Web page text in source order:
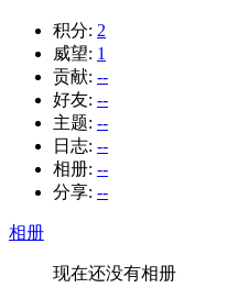
积分: 2
威望: 1
贡献: --
好友: --
主题: --
日志: --
相册: --
分享: --
相册
现在还没有相册